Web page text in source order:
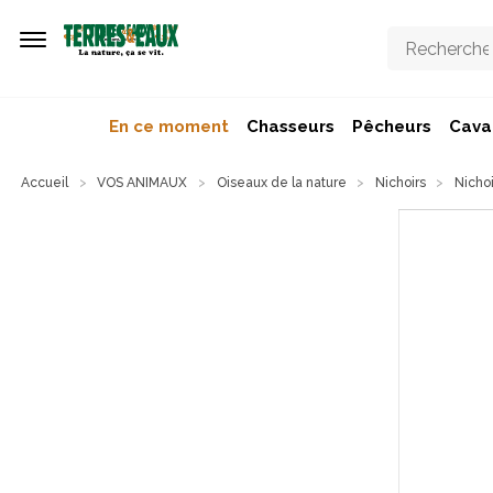
En ce moment Chasseurs Pêcheurs
Accueil VOS ANIMAUX Oiseaux de la nature Nichoirs